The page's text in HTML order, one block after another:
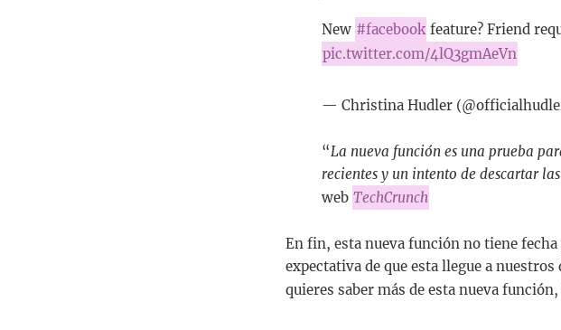
New #facebook feature? Friend
pic.twitter.com/4lQ3gmAeVn
— Christina Hudler
“La nueva función es una prueba
recientes y un intento de descartar
web TechCrunch
En fin, esta nueva función no tiene
expectativa de que esta llegue a
quieres saber más de esta nueva